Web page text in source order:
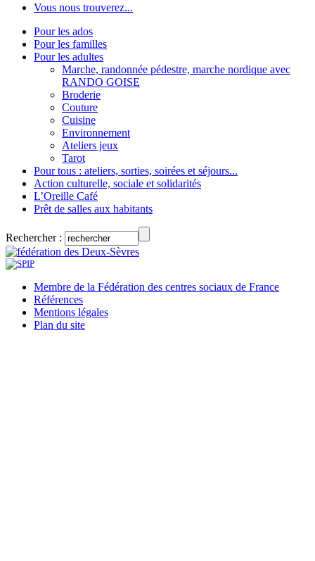
Vous nous trouverez...
Pour les ados
Pour les familles
Pour les adultes
Marche, randonnée pédestre, marche nordique avec
RANDO GOISE
Broderie
Couture
Cuisine
Environnement
Ateliers jeux
Tarot
Pour tous : ateliers, sorties, soirées et séjours...
Action culturelle, sociale et solidarités
L’Oreille Café
Prêt de salles aux habitants
Rechercher :
Membre de la Fédération des centres sociaux de France
Références
Mentions légales
Plan du site